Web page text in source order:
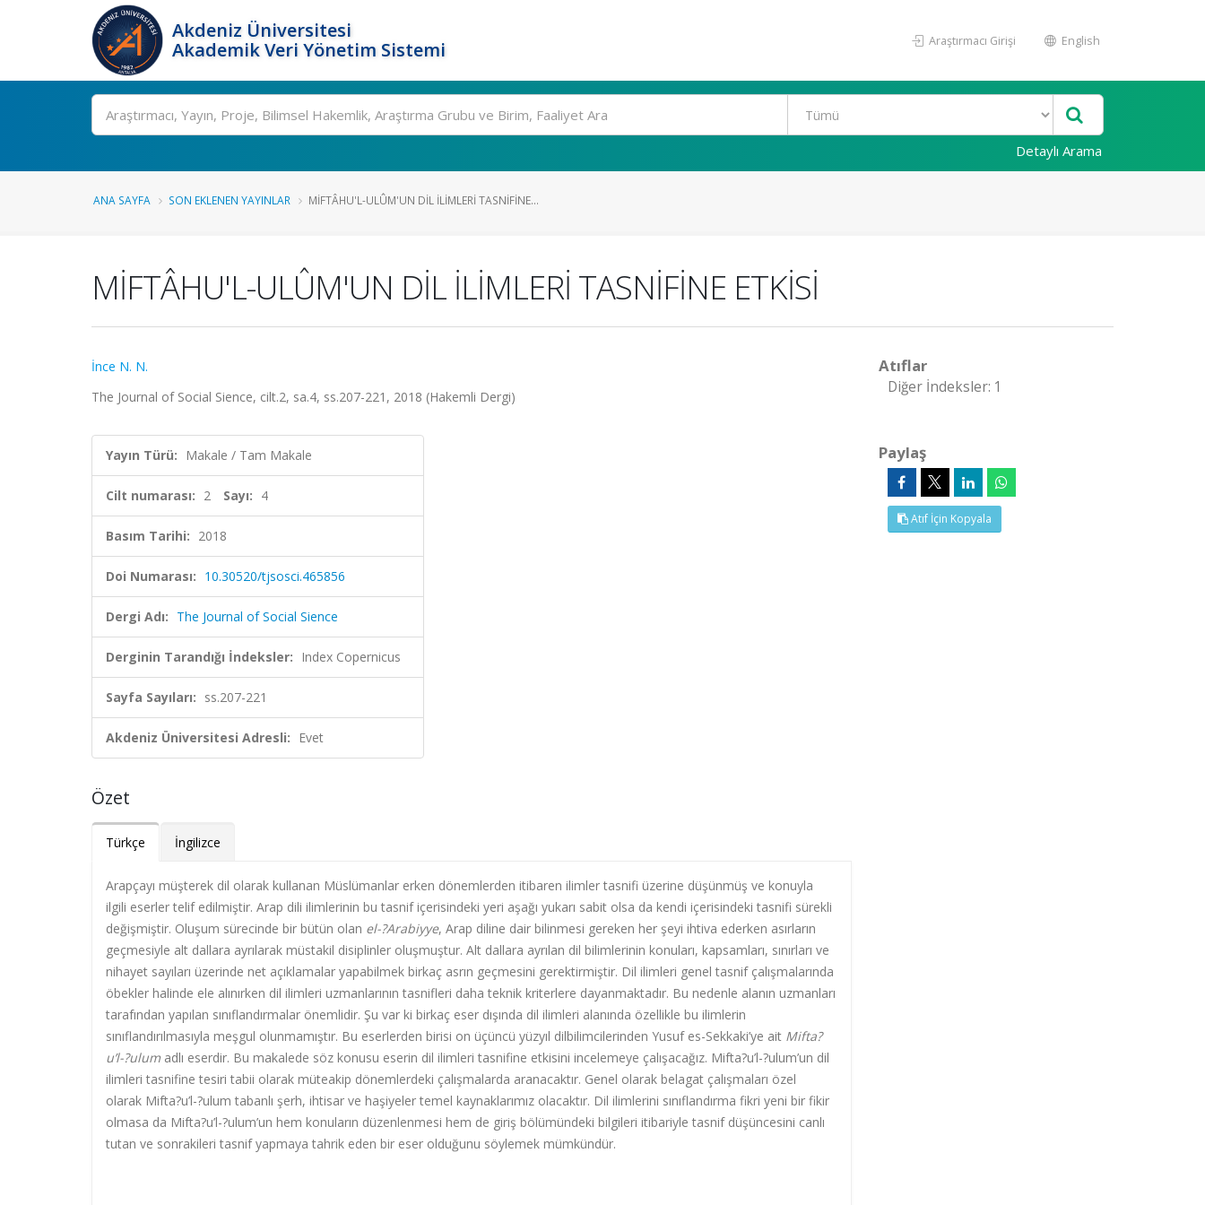
Akdeniz Üniversitesi
Akademik Veri Yönetim Sistemi
Araştırmacı Girişi English
Ara
Detaylı Arama
ANA SAYFA SON EKLENEN YAYINLAR MİFTÂHU'L-ULÛM'UN DİL İLİMLERİ TASNİFİNE...
MİFTÂHU'L-ULÛM'UN DİL İLİMLERİ TASNİFİNE ETKİSİ
İnce N. N.
The Journal of Social Sience, cilt.2, sa.4, ss.207-221, 2018 (Hakemli Dergi)
Yayın Türü: Makale / Tam Makale
Cilt numarası: 2 Sayı: 4
Basım Tarihi: 2018
Doi Numarası: 10.30520/tjsosci.465856
Dergi Adı: The Journal of Social Sience
Derginin Tarandığı İndeksler: Index Copernicus
Sayfa Sayıları: ss.207-221
Akdeniz Üniversitesi Adresli: Evet
Özet
Türkçe İngilizce
Arapçayı müşterek dil olarak kullanan Müslümanlar erken dönemlerden itibaren ilimler tasnifi üzerine düşünmüş ve konuyla
ilgili eserler telif edilmiştir. Arap dili ilimlerinin bu tasnif içerisindeki yeri aşağı yukarı sabit olsa da kendi içerisindeki tasnifi sürekli
değişmiştir. Oluşum sürecinde bir bütün olan el-?Arabiyye, Arap diline dair bilinmesi gereken her şeyi ihtiva ederken asırların
geçmesiyle alt dallara ayrılarak müstakil disiplinler oluşmuştur. Alt dallara ayrılan dil bilimlerinin konuları, kapsamları, sınırları ve
nihayet sayıları üzerinde net açıklamalar yapabilmek birkaç asrın geçmesini gerektirmiştir. Dil ilimleri genel tasnif çalışmalarında
öbekler halinde ele alınırken dil ilimleri uzmanlarının tasnifleri daha teknik kriterlere dayanmaktadır. Bu nedenle alanın uzmanları
tarafından yapılan sınıflandırmalar önemlidir. Şu var ki birkaç eser dışında dil ilimleri alanında özellikle bu ilimlerin
sınıflandırılmasıyla meşgul olunmamıştır. Bu eserlerden birisi on üçüncü yüzyıl dilbilimcilerinden Yusuf es-Sekkaki’ye ait Mifta?
u’l-?ulum adlı eserdir. Bu makalede söz konusu eserin dil ilimleri tasnifine etkisini incelemeye çalışacağız. Mifta?u’l-?ulum’un dil
ilimleri tasnifine tesiri tabii olarak müteakip dönemlerdeki çalışmalarda aranacaktır. Genel olarak belagat çalışmaları özel
olarak Mifta?u’l-?ulum tabanlı şerh, ihtisar ve haşiyeler temel kaynaklarımız olacaktır. Dil ilimlerini sınıflandırma fikri yeni bir fikir
olmasa da Mifta?u’l-?ulum’un hem konuların düzenlenmesi hem de giriş bölümündeki bilgileri itibariyle tasnif düşüncesini canlı
tutan ve sonrakileri tasnif yapmaya tahrik eden bir eser olduğunu söylemek mümkündür.
Atıflar
Diğer İndeksler: 1
Paylaş
Atıf İçin Kopyala